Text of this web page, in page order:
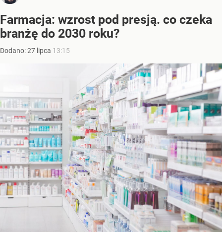
Farmacja: wzrost pod presją. co czeka
branżę do 2030 roku?
Dodano:27 lipca 13:15